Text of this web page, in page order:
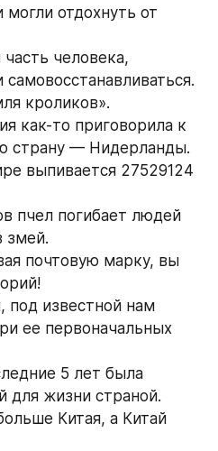
отдохнуть от
человека,
кроликов».
как-то приговорила к
страну — Нидерланды.
выпивается 27529124
пчел погибает людей
змей.
почтовую марку, вы
под известной нам
ее первоначальных
5 лет была
для жизни страной.
Китая, а Китай